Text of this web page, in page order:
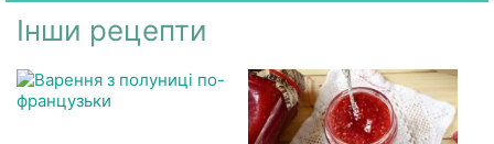
Інши рецепти